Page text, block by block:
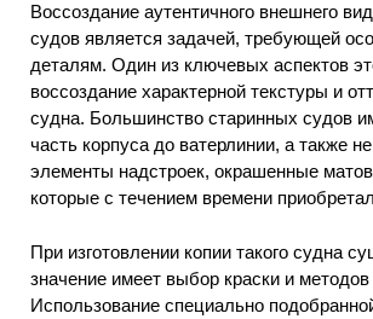
Воссоздание аутентичного внешнего
судов является задачей, требующей
деталям. Один из ключевых аспектов
воссоздание характерной текстуры и
судна. Большинство старинных судов
часть корпуса до ватерлинии, а также
элементы надстроек, окрашенные
которые с течением времени
При изготовлении копии такого судна
значение имеет выбор краски и
Использование специально